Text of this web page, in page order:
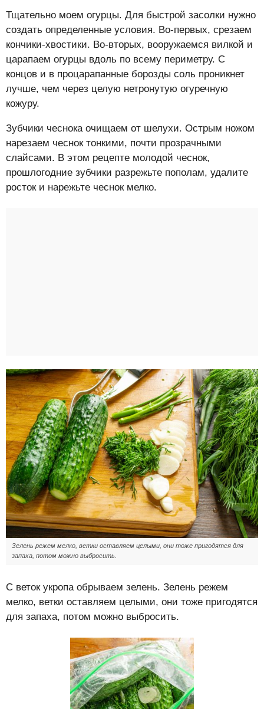
Тщательно моем огурцы. Для быстрой засолки нужно
создать определенные условия. Во-первых, срезаем
кончики-хвостики. Во-вторых, вооружаемся вилкой и
царапаем огурцы вдоль по всему периметру. С
концов и в процарапанные борозды соль проникнет
лучше, чем через целую нетронутую огуречную
кожуру.
Зубчики чеснока очищаем от шелухи. Острым ножом
нарезаем чеснок тонкими, почти прозрачными
слайсами. В этом рецепте молодой чеснок,
прошлогодние зубчики разрежьте пополам, удалите
росток и нарежьте чеснок мелко.
Зелень режем мелко, ветки оставляем целыми, они тоже пригодятся для
запаха, потом можно выбросить.
С веток укропа обрываем зелень. Зелень режем
мелко, ветки оставляем целыми, они тоже пригодятся
для запаха, потом можно выбросить.